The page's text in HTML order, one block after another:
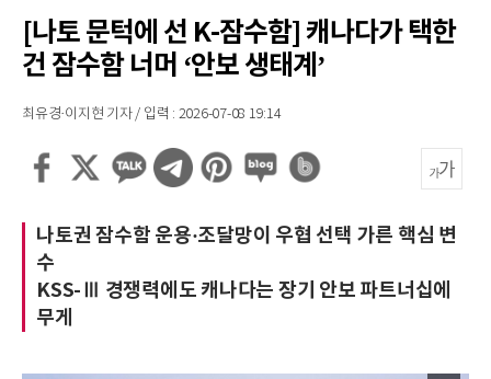
[나토 문턱에 선 K-잠수함] 캐나다가 택한
건 잠수함 너머 ‘안보 생태계’
최유경·이지현 기자 / 입력 : 2026-07-08 19:14
나토권 잠수함 운용·조달망이 우협 선택 가른 핵심 변
수
KSS-Ⅲ 경쟁력에도 캐나다는 장기 안보 파트너십에
무게